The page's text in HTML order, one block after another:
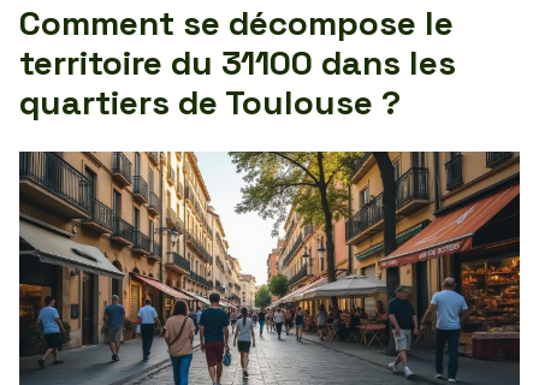
Comment se décompose le
territoire du 31100 dans les
quartiers de Toulouse ?